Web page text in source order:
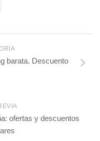
barata. Descuento
ofertas y descuentos